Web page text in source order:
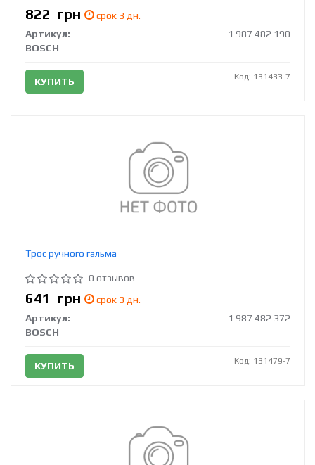
822 грн
срок 3 дн.
Артикул:
1 987 482 190
BOSCH
КУПИТЬ Код: 131433-7
Трос ручного гальма
0 отзывов
641 грн
срок 3 дн.
Артикул:
1 987 482 372
BOSCH
КУПИТЬ Код: 131479-7